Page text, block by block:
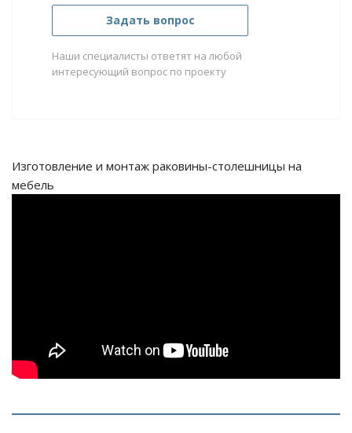
Задать вопрос
Наши специалисты ответят на любой
интересующий вопрос по проекту
Изготовление и монтаж раковины-столешницы на
мебель